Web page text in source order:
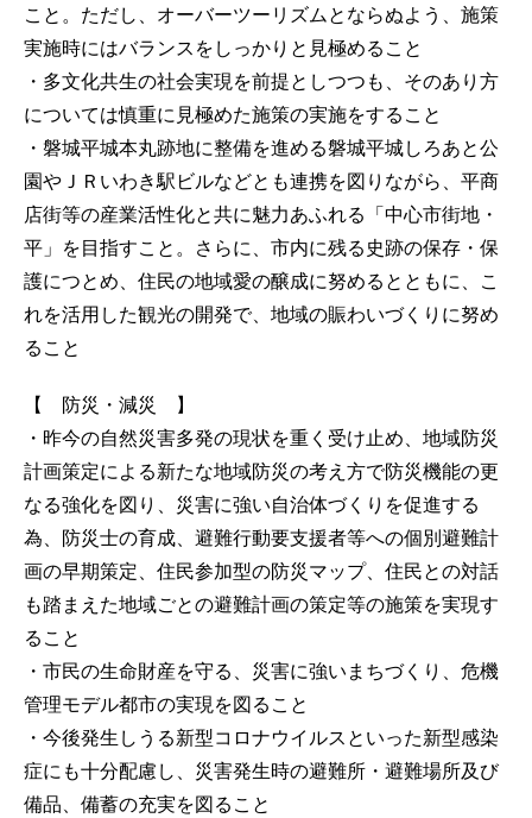
こと。ただし、オーバーツーリズムとならぬよう、施策
実施時にはバランスをしっかりと見極めること
・多文化共生の社会実現を前提としつつも、そのあり方
については慎重に見極めた施策の実施をすること
・磐城平城本丸跡地に整備を進める磐城平城しろあと公
園やＪＲいわき駅ビルなどとも連携を図りながら、平商
店街等の産業活性化と共に魅力あふれる「中心市街地・
平」を目指すこと。さらに、市内に残る史跡の保存・保
護につとめ、住民の地域愛の醸成に努めるとともに、こ
れを活用した観光の開発で、地域の賑わいづくりに努め
ること
【 防災・減災 】
・昨今の自然災害多発の現状を重く受け止め、地域防災
計画策定による新たな地域防災の考え方で防災機能の更
なる強化を図り、災害に強い自治体づくりを促進する
為、防災士の育成、避難行動要支援者等への個別避難計
画の早期策定、住民参加型の防災マップ、住民との対話
も踏まえた地域ごとの避難計画の策定等の施策を実現す
ること
・市民の生命財産を守る、災害に強いまちづくり、危機
管理モデル都市の実現を図ること
・今後発生しうる新型コロナウイルスといった新型感染
症にも十分配慮し、災害発生時の避難所・避難場所及び
備品、備蓄の充実を図ること